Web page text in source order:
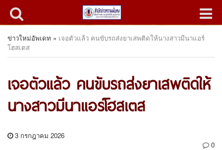
ข่าวใหม่อัพเดท » เจอตัวแล้ว คนขับรถส่งยาเสพติดให้นางสาวมีนาแอร์
โฮสเตส
เจอตัวแล้ว คนขับรถส่งยาเสพติดให้
นางสาวมีนาแอร์โฮสเตส
3 กรกฎาคม 2026
0